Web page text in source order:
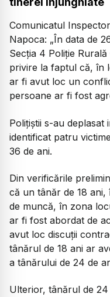
Comunicatul
Napoca: „În data de
Secția 4 Poliție
privire la faptul că, în
ar fi avut loc un
persoane ar fi fost
Polițiștii s-au deplasat
identificat patru
36 de ani.
Din verificările
că un tânăr de 18
de muncă, în zona
ar fi fost abordat de
avut loc discuții
tânărul de 18 ani ar
a tânărului de 24 de
Ulterior, tânărul de